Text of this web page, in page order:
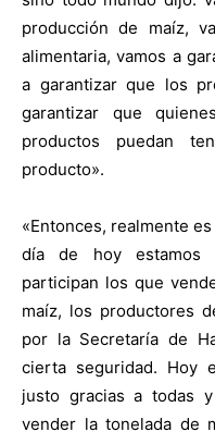
producción de maíz,
alimentaria, vamos a
a garantizar que los
garantizar que
productos puedan
producto».
«Entonces, realmente
día de hoy estamos
participan los que
maíz, los productores
por la Secretaría de
cierta seguridad. Hoy
justo gracias a todas
vender la tonelada de